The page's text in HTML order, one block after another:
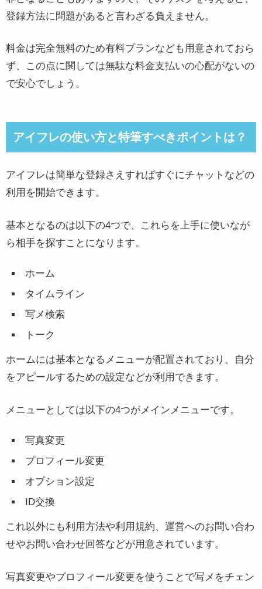
登録方法に問題があると言わざる負えません。
料金は完全無料のため有料プランなども用意されておら
ず、この点に関しては無駄な料金支払いの心配がないの
で安心でしょう。
アイフレの使い方と特筆すべきポイントは？
アイフレは簡単な登録さえすればすぐにチャットなどの
利用を開始できます。
基本となるのは以下の4つで、これらを上手に使いなが
ら相手を探すことになります。
ホーム
タイムライン
写メ検索
トーク
ホームには基本となるメニューが配置されており、自分
をアピールするための設定などが利用できます。
メニューとしては以下の4つがメインメニューです。
写真変更
プロフィール変更
オプション設定
ID交換
これ以外にも利用方法や利用規約、運営へのお問い合わ
せやお問い合わせ回答などが用意されています。
写真変更やプロフィール変更を使うことで写メをチェン